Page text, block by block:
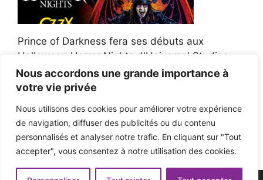
Nous accordons une grande importance à
votre vie privée
Nous utilisons des cookies pour améliorer votre expérience
de navigation, diffuser des publicités ou du contenu
personnalisés et analyser notre trafic. En cliquant sur "Tout
accepter", vous consentez à notre utilisation des cookies.
Prince of Darkness fera ses débuts aux
Halloween Horror Nights d'Universal Studios
Afroman poursuit un policier de l'Ohio après la
victoire du jury en diffamation